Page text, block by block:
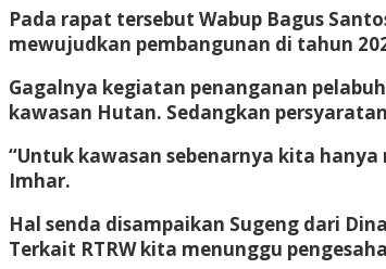
Pada rapat tersebut Wabup Bagus
mewujudkan pembangunan di tahun
Gagalnya kegiatan penanganan
kawasan Hutan. Sedangkan
“Untuk kawasan sebenarnya kita hanya
Imhar.
Hal senda disampaikan Sugeng dari
Terkait RTRW kita menunggu